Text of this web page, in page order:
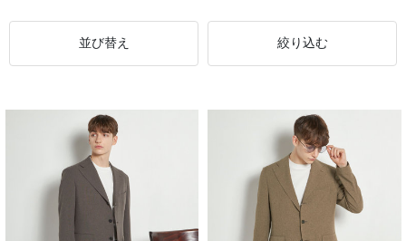
並び替え 絞り込む